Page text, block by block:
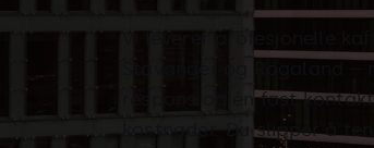
Vi leverer profesjonelle
Stavanger og Rogaland
respons og én fast
kostnader. Du slipper å